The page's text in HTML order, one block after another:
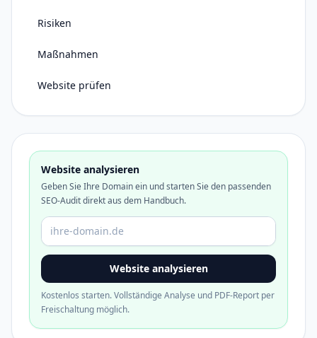
Risiken
Maßnahmen
Website prüfen
Website analysieren
Geben Sie Ihre Domain ein und starten Sie den passenden
SEO-Audit direkt aus dem Handbuch.
Domain oder URL
Website analysieren
Kostenlos starten. Vollständige Analyse und PDF-Report per
Freischaltung möglich.